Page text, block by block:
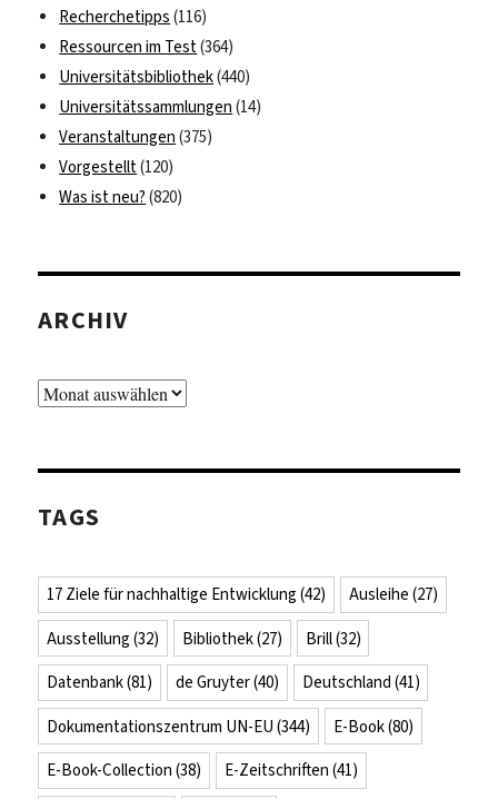
Recherchetipps (116)
Ressourcen im Test(364)
Universitätsbibliothek(440)
Universitätssammlungen (14)
Veranstaltungen (375)
Vorgestellt(120)
Was ist neu? (820)
ARCHIV
Archiv
TAGS
17 Ziele für nachhaltige Entwicklung (42) Ausleihe (27)
Ausstellung (32) Bibliothek(27) Brill(32)
Datenbank(81) de Gruyter(40) Deutschland (41)
Dokumentationszentrum UN-EU (344) E-Book(80)
E-Book-Collection (38) E-Zeitschriften (41)